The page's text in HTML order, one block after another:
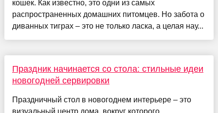
кошек. Как известно, это одни из самых
распространенных домашних питомцев. Но забота о
диванных тиграх – это не только ласка, а целая нау...
Праздник начинается со стола: стильные идеи
новогодней сервировки
Праздничный стол в новогоднем интерьере – это